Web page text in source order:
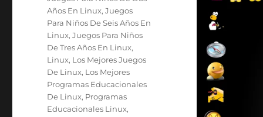
Años En Linux,Juegos
Para Niños De Seis Años En
Linux,Juegos Para Niños
De Tres Años En Linux,
Linux, Los Mejores Juegos
De Linux, Los Mejores
Programas Educacionales
De Linux, Programas
Educacionales Linux,